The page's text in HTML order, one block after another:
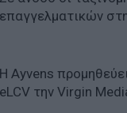
επαγγελματικών
Η Ayvens
eLCV την Virgin